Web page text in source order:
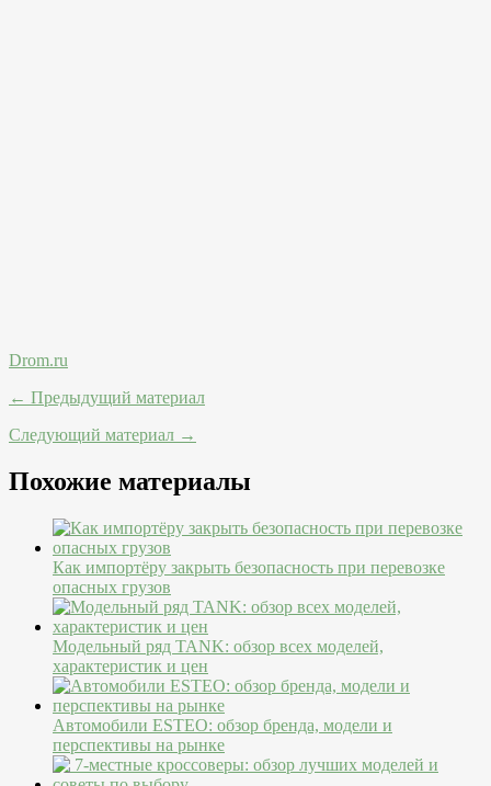
Drom.ru
← Предыдущий материал
Следующий материал →
Похожие материалы
Как импортёру закрыть безопасность при перевозке
опасных грузов
Модельный ряд TANK: обзор всех моделей,
характеристик и цен
Автомобили ESTEO: обзор бренда, модели и
перспективы на рынке